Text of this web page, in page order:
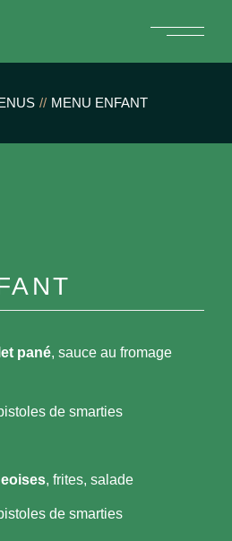
MENU ENFANT
pané, sauce au fromage
de smarties
, frites, salade
de smarties